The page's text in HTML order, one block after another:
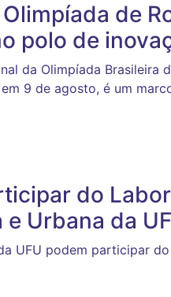
de
polo de
da Olimpíada Brasileira
9 de agosto, é um
do
Urbana da
UFU podem participar